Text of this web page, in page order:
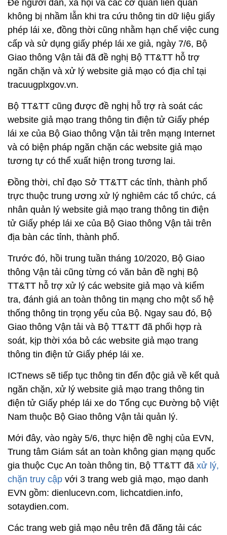
Để người dân, xã hội và các cơ quan liên quan
không bị nhầm lẫn khi tra cứu thông tin dữ liệu giấy
phép lái xe, đồng thời cũng nhằm hạn chế việc cung
cấp và sử dụng giấy phép lái xe giả, ngày 7/6, Bộ
Giao thông Vận tải đã đề nghị Bộ TT&TT hỗ trợ
ngăn chặn và xử lý website giả mạo có địa chỉ tại
tracuugplxgov.vn.
Bộ TT&TT cũng được đề nghị hỗ trợ rà soát các
website giả mạo trang thông tin điện tử Giấy phép
lái xe của Bộ Giao thông Vận tải trên mạng Internet
và có biện pháp ngăn chặn các website giả mạo
tương tự có thể xuất hiện trong tương lai.
Đồng thời, chỉ đạo Sở TT&TT các tỉnh, thành phố
trực thuộc trung ương xử lý nghiêm các tổ chức, cá
nhân quản lý website giả mạo trang thông tin điện
tử Giấy phép lái xe của Bộ Giao thông Vận tải trên
địa bàn các tỉnh, thành phố.
Trước đó, hồi trung tuần tháng 10/2020, Bộ Giao
thông Vận tải cũng từng có văn bản đề nghị Bộ
TT&TT hỗ trợ xử lý các website giả mạo và kiểm
tra, đánh giá an toàn thông tin mạng cho một số hệ
thống thông tin trọng yếu của Bộ. Ngay sau đó, Bộ
Giao thông Vận tải và Bộ TT&TT đã phối hợp rà
soát, kịp thời xóa bỏ các website giả mạo trang
thông tin điện tử Giấy phép lái xe.
ICTnews sẽ tiếp tục thông tin đến độc giả về kết quả
ngăn chặn, xử lý website giả mạo trang thông tin
điện tử Giấy phép lái xe do Tổng cục Đường bộ Việt
Nam thuộc Bộ Giao thông Vận tải quản lý.
Mới đây, vào ngày 5/6, thực hiện đề nghị của EVN,
Trung tâm Giám sát an toàn không gian mạng quốc
gia thuộc Cục An toàn thông tin, Bộ TT&TT đã xử lý,
chặn truy cập với 3 trang web giả mạo, mạo danh
EVN gồm: dienlucevn.com, lichcatdien.info,
sotaydien.com.
Các trang web giả mạo nêu trên đã đăng tải các